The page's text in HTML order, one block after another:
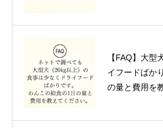
【FAQ】大型
イフードばか
の量と費用を